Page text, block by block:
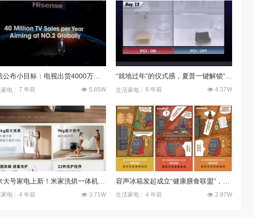
电 7 年前 5.85W 生活家电 6 年前 4.37W
电 4 年前 3.71W 生活家电 4 年前 2.97W